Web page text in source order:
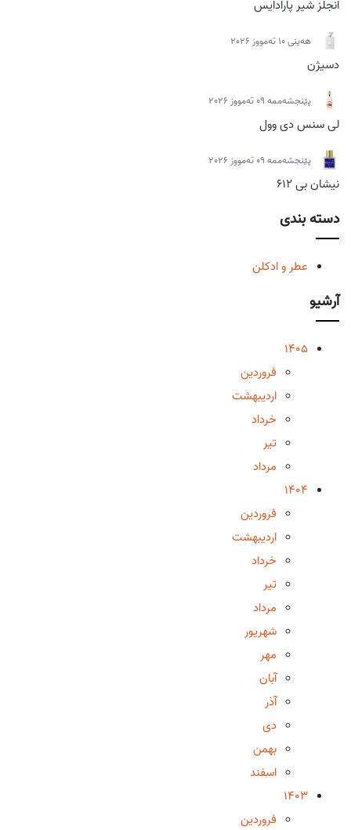
انجلز شیر پارادایس
ھەینی 10 تەمووز 2026
دسیژن
پێنجشەممە 09 تەمووز 2026
لی سنس دی وول
پێنجشەممە 09 تەمووز 2026
نیشان بی 612
دسته بندی
عطر و ادکلن
آرشیو
1405
فروردین
اردیبهشت
خرداد
تیر
مرداد
1404
فروردین
اردیبهشت
خرداد
تیر
مرداد
شهریور
مهر
آبان
آذر
دی
بهمن
اسفند
1403
فروردین